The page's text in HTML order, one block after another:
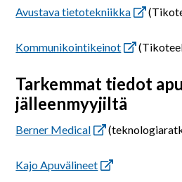
Avustava tietotekniikka
Kommunikointikeinot
Tarkemmat tiedot
jälleenmyyjiltä
Berner Medical
Kajo Apuvälineet